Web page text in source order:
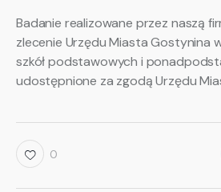
Badanie realizowane przez naszą
zlecenie Urzędu Miasta Gostynina
szkół podstawowych i
udostępnione za zgodą Urzędu
0